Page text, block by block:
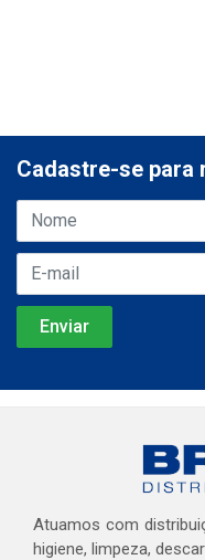
Cadastre-se para
Atuamos com
higiene, limpeza,